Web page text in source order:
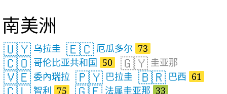
南美洲
🇺🇾 乌拉圭 🇪🇨 厄瓜多尔 73
🇨🇴 哥伦比亚共和国 50 🇬🇾 圭亚那
🇻🇪 委內瑞拉 🇵🇾 巴拉圭 🇧🇷 巴西 61
智利 75 法属圭亚那 33